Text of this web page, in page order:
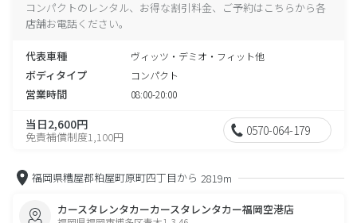
コンパクトのレンタル、お得な割引料金、ご予約はこちらから各
店舗お電話ください。
代表車種 ヴィッツ・デミオ・フィット他
ボディタイプ コンパクト
営業時間 08:00-20:00
当日2,600円
免責補償制度1,100円 0570-064-179
福岡県糟屋郡粕屋町原町四丁目から 2819m
カースタレンタカーカースタレンタカー福岡空港店